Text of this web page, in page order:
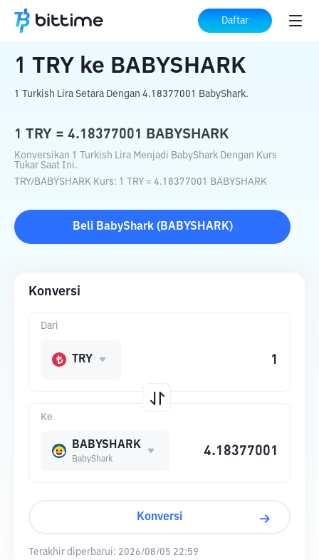
Daftar
Beranda Konverter Kripto ke BABYSHARK
1 TRY ke BABYSHARK
1 Turkish Lira Setara Dengan 4.18377001 BabyShark.
1 TRY = 4.18377001 BABYSHARK
Konversikan 1 Turkish Lira Menjadi BabyShark Dengan Kurs
Tukar Saat Ini.
TRY/BABYSHARK Kurs: 1 TRY = 4.18377001 BABYSHARK
Beli BabyShark( BABYSHARK)
Konversi
Ke
BABYSHARK
BabyShark
Dari
TRY
Konversi
Terakhir diperbarui: 2026/08/05 22:59